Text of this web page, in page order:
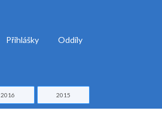
Přihlášky Oddíly
2016 2015